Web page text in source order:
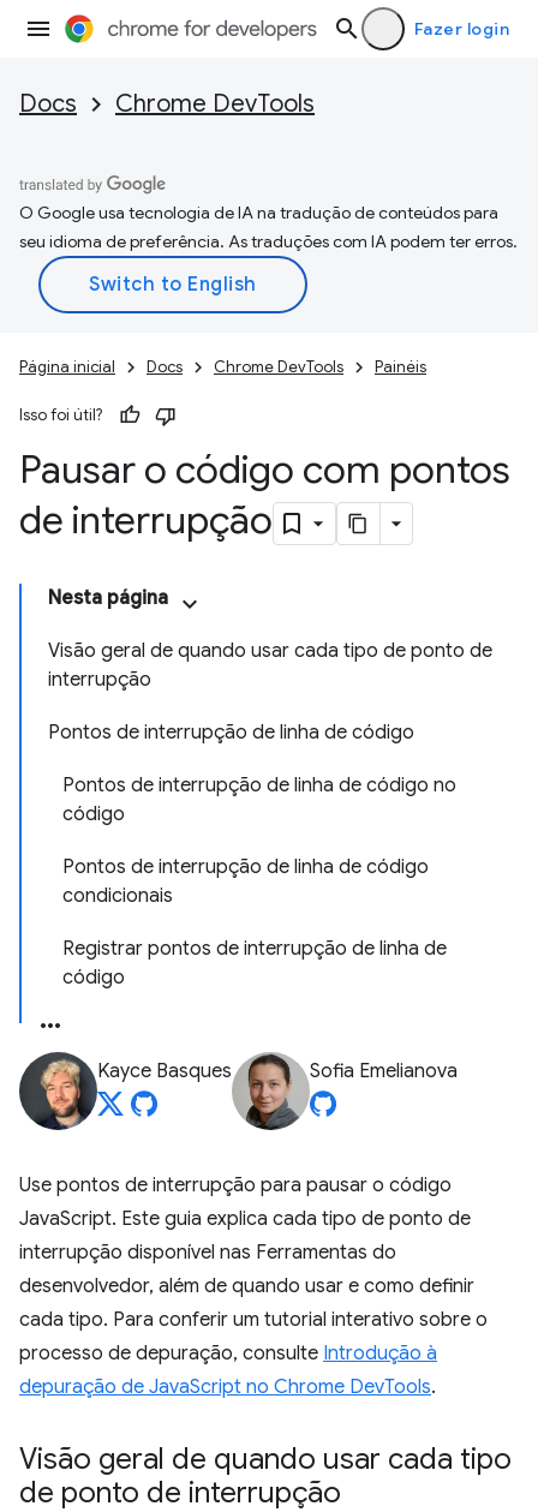
Fazer login
Docs Chrome DevTools
O Google usa tecnologia de IA na tradução de conteúdos para
seu idioma de preferência. As traduções com IA podem ter erros.
Página inicial Docs Chrome DevTools Painéis
Isso foi útil?
Pausar o código com pontos
de interrupção
Nesta página
Visão geral de quando usar cada tipo de ponto de
interrupção
Pontos de interrupção de linha de código
Pontos de interrupção de linha de código no
código
Pontos de interrupção de linha de código
condicionais
Registrar pontos de interrupção de linha de
código
Kayce Basques Sofia Emelianova
Use pontos de interrupção para pausar o código
JavaScript. Este guia explica cada tipo de ponto de
interrupção disponível nas Ferramentas do
desenvolvedor, além de quando usar e como definir
cada tipo. Para conferir um tutorial interativo sobre o
processo de depuração, consulte Introdução à
depuração de JavaScript no Chrome DevTools.
Visão geral de quando usar cada tipo
de ponto de interrupção